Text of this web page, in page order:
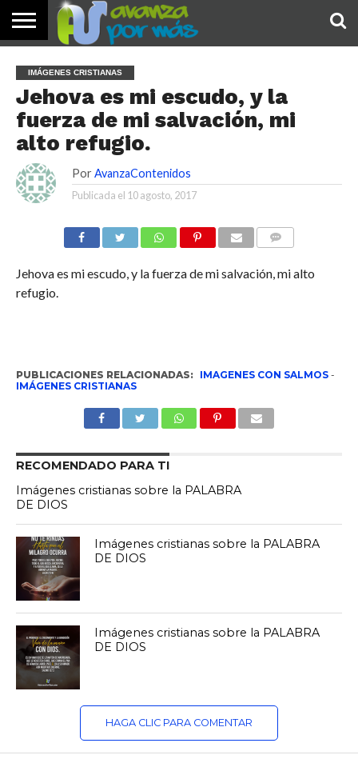
PALABRA
DE HOY
DEVOCIONALES
NOTICIAS
TESTIMONIOS
ORACIONES
SOBRE
NOSOTROS
IMÁGENES
IMÁGENES CRISTIANAS
Jehova es mi escudo, y la
fuerza de mi salvación, mi
alto refugio.
Por AvanzaContenidos
Publicada el 10 agosto, 2017
Jehova es mi escudo, y la fuerza de mi salvación, mi alto
refugio.
PUBLICACIONES RELACIONADAS: IMAGENES CON SALMOS-
IMÁGENES CRISTIANAS
RECOMENDADO PARA TI
Imágenes cristianas sobre la PALABRA
DE DIOS
Imágenes cristianas sobre la PALABRA
DE DIOS
Imágenes cristianas sobre la PALABRA
DE DIOS
HAGA CLIC PARA COMENTAR